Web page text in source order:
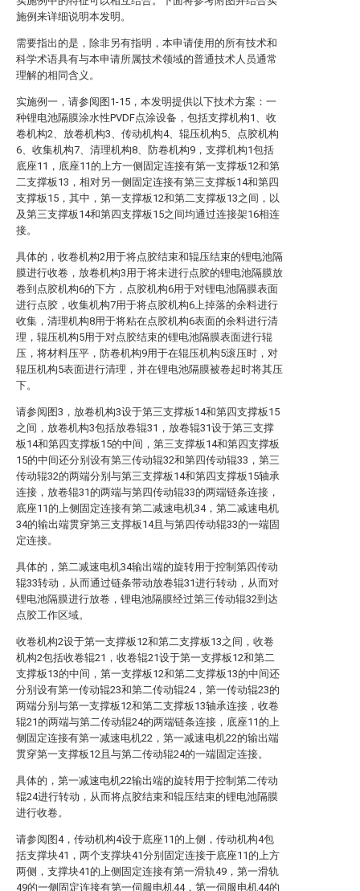
施例来详细说明本发明。
需要指出的是，除非另有指明，本申请使用的所有技术和
科学术语具有与本申请所属技术领域的普通技术人员通常
理解的相同含义。
实施例一，请参阅图1-15，本发明提供以下技术方案：一
种锂电池隔膜涂水性PVDF点涂设备，包括支撑机构1、收
卷机构2、放卷机构3、传动机构4、辊压机构5、点胶机构
6、收集机构7、清理机构8、防卷机构9，支撑机构1包括
底座11，底座11的上方一侧固定连接有第一支撑板12和第
二支撑板13，相对另一侧固定连接有第三支撑板14和第四
支撑板15，其中，第一支撑板12和第二支撑板13之间，以
及第三支撑板14和第四支撑板15之间均通过连接架16相连
接。
具体的，收卷机构2用于将点胶结束和辊压结束的锂电池隔
膜进行收卷，放卷机构3用于将未进行点胶的锂电池隔膜放
卷到点胶机构6的下方，点胶机构6用于对锂电池隔膜表面
进行点胶，收集机构7用于将点胶机构6上掉落的余料进行
收集，清理机构8用于将粘在点胶机构6表面的余料进行清
理，辊压机构5用于对点胶结束的锂电池隔膜表面进行辊
压，将材料压平，防卷机构9用于在辊压机构5滚压时，对
辊压机构5表面进行清理，并在锂电池隔膜被卷起时将其压
下。
请参阅图3，放卷机构3设于第三支撑板14和第四支撑板15
之间，放卷机构3包括放卷辊31，放卷辊31设于第三支撑
板14和第四支撑板15的中间，第三支撑板14和第四支撑板
15的中间还分别设有第三传动辊32和第四传动辊33，第三
传动辊32的两端分别与第三支撑板14和第四支撑板15轴承
连接，放卷辊31的两端与第四传动辊33的两端链条连接，
底座11的上侧固定连接有第二减速电机34，第二减速电机
34的输出端贯穿第三支撑板14且与第四传动辊33的一端固
定连接。
具体的，第二减速电机34输出端的旋转用于控制第四传动
辊33转动，从而通过链条带动放卷辊31进行转动，从而对
锂电池隔膜进行放卷，锂电池隔膜经过第三传动辊32到达
点胶工作区域。
收卷机构2设于第一支撑板12和第二支撑板13之间，收卷
机构2包括收卷辊21，收卷辊21设于第一支撑板12和第二
支撑板13的中间，第一支撑板12和第二支撑板13的中间还
分别设有第一传动辊23和第二传动辊24，第一传动辊23的
两端分别与第一支撑板12和第二支撑板13轴承连接，收卷
辊21的两端与第二传动辊24的两端链条连接，底座11的上
侧固定连接有第一减速电机22，第一减速电机22的输出端
贯穿第一支撑板12且与第二传动辊24的一端固定连接。
具体的，第一减速电机22输出端的旋转用于控制第二传动
辊24进行转动，从而将点胶结束和辊压结束的锂电池隔膜
进行收卷。
请参阅图4，传动机构4设于底座11的上侧，传动机构4包
括支撑块41，两个支撑块41分别固定连接于底座11的上方
两侧，支撑块41的上侧固定连接有第一滑轨49，第一滑轨
49的一侧固定连接有第一伺服电机44，第一伺服电机44的